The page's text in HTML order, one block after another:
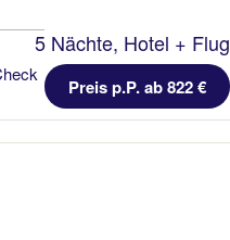
5 Nächte, Hotel + Flug
Preis p.P. ab 822 €